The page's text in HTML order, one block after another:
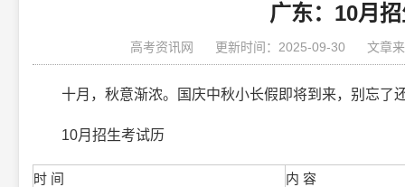
广东：10月
高考资讯网 更新时间：2025-09-30 文章
十月，秋意渐浓。国庆中秋小长假即将到来，别忘了
10月招生考试历
时 间
内 容